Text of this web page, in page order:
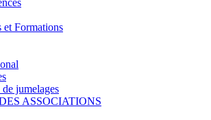
et Formations
jumelages
ASSOCIATIONS